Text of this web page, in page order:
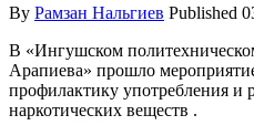
By Рамзан Нальгиев Published
В «Ингушском
Арапиева» прошло
профилактику употребления и
наркотических веществ .